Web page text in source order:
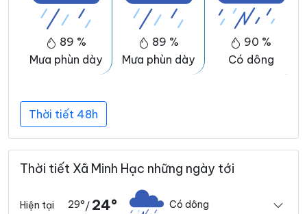
89 %
Mưa phùn dày
89 %
Mưa phùn dày
90 %
Có dông
Thời tiết 48h
Thời tiết Xã Minh Hạc những ngày tới
Hiện tại 29°/ 24° Có dông